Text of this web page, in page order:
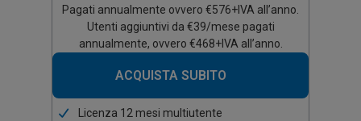
Pagati annualmente ovvero €576+IVA all’anno.
Utenti aggiuntivi da €39/mese pagati
annualmente, ovvero €468+IVA all’anno.
ACQUISTA SUBITO
Licenza 12 mesi multiutente